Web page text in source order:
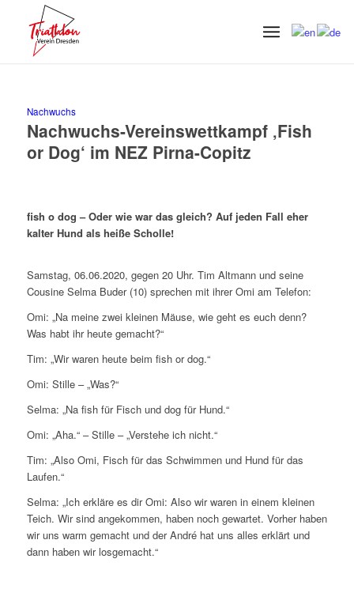
Nachwuchs
Nachwuchs-Vereinswettkampf ‚Fish
or Dog‘ im NEZ Pirna-Copitz
fish o dog – Oder wie war das gleich? Auf jeden Fall eher
kalter Hund als heiße Scholle!
Samstag, 06.06.2020, gegen 20 Uhr. Tim Altmann und seine
Cousine Selma Buder (10) sprechen mit ihrer Omi am Telefon:
Omi: „Na meine zwei kleinen Mäuse, wie geht es euch denn?
Was habt ihr heute gemacht?“
Tim: „Wir waren heute beim fish or dog.“
Omi: Stille – „Was?“
Selma: „Na fish für Fisch und dog für Hund.“
Omi: „Aha.“ – Stille – „Verstehe ich nicht.“
Tim: „Also Omi, Fisch für das Schwimmen und Hund für das
Laufen.“
Selma: „Ich erkläre es dir Omi: Also wir waren in einem kleinen
Teich. Wir sind angekommen, haben noch gewartet. Vorher haben
wir uns warm gemacht und der André hat uns alles erklärt und
dann haben wir losgemacht.“